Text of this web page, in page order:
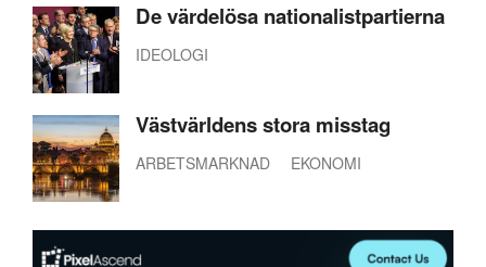
De värdelösa nationalistpartierna
IDEOLOGI
Västvärldens stora misstag
ARBETSMARKNAD EKONOMI